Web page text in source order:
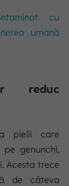
cu
umană
reduc
pielii care
genunchi,
Acesta trece
de câteva